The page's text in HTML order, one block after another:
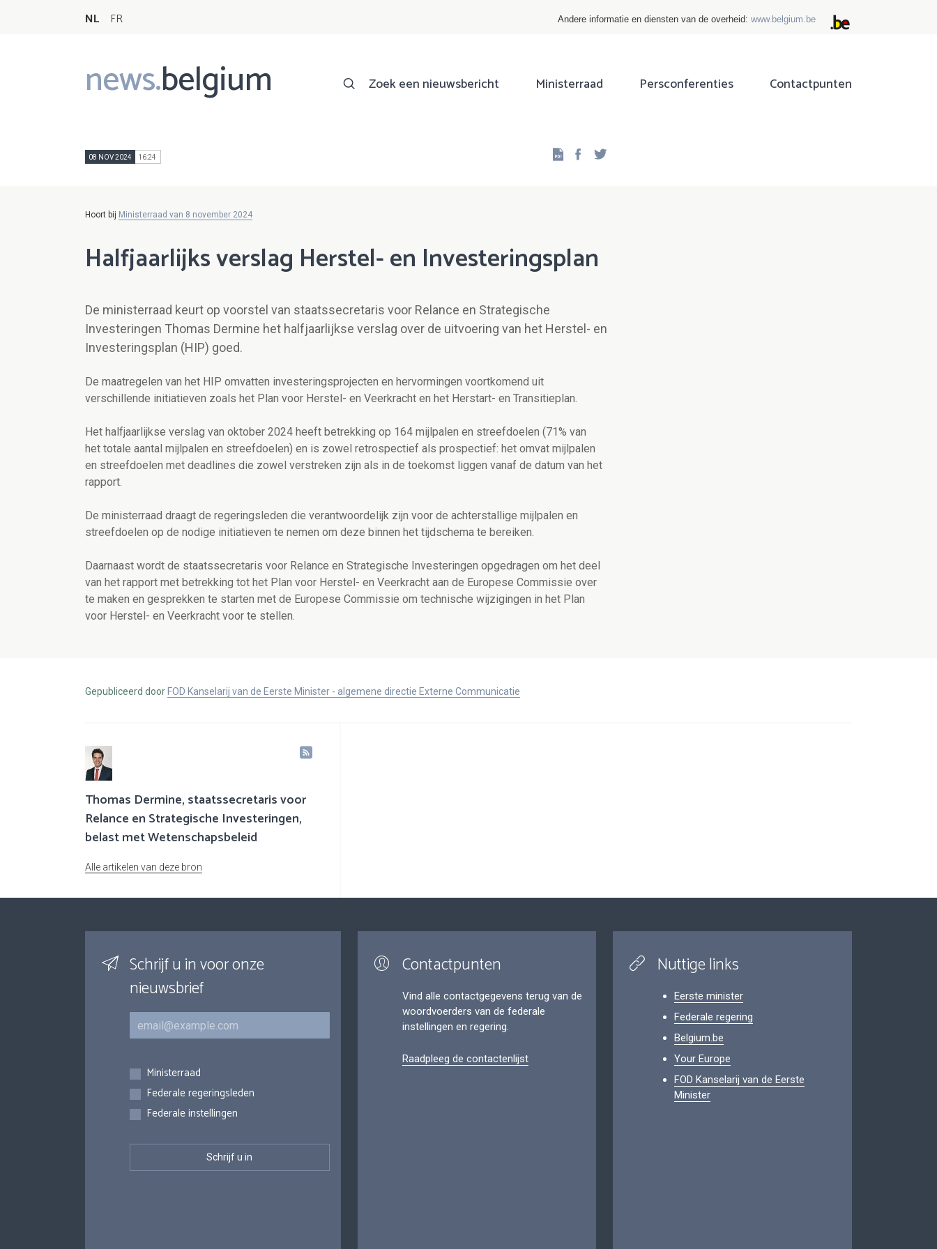
NL FR Andere informatie en diensten van de overheid: www.belgium.be
news.belgium
Main
navigation
Zoek een nieuwsbericht Ministerraad Persconferenties Contactpunten
08 NOV 2024 16:24 Facebook
Hoort bij Ministerraad van 8 november 2024
Halfjaarlijks verslag Herstel- en Investeringsplan
De ministerraad keurt op voorstel van staatssecretaris voor Relance en Strategische
Investeringen Thomas Dermine het halfjaarlijkse verslag over de uitvoering van het Herstel- en
Investeringsplan (HIP) goed.
De maatregelen van het HIP omvatten investeringsprojecten en hervormingen voortkomend uit
verschillende initiatieven zoals het Plan voor Herstel- en Veerkracht en het Herstart- en Transitieplan.
Het halfjaarlijkse verslag van oktober 2024 heeft betrekking op 164 mijlpalen en streefdoelen (71% van
het totale aantal mijlpalen en streefdoelen) en is zowel retrospectief als prospectief: het omvat mijlpalen
en streefdoelen met deadlines die zowel verstreken zijn als in de toekomst liggen vanaf de datum van het
rapport.
De ministerraad draagt de regeringsleden die verantwoordelijk zijn voor de achterstallige mijlpalen en
streefdoelen op de nodige initiatieven te nemen om deze binnen het tijdschema te bereiken.
Daarnaast wordt de staatssecretaris voor Relance en Strategische Investeringen opgedragen om het deel
van het rapport met betrekking tot het Plan voor Herstel- en Veerkracht aan de Europese Commissie over
te maken en gesprekken te starten met de Europese Commissie om technische wijzigingen in het Plan
voor Herstel- en Veerkracht voor te stellen.
Gepubliceerd door FOD Kanselarij van de Eerste Minister - algemene directie Externe Communicatie
Thomas Dermine, staatssecretaris voor
Relance en Strategische Investeringen,
belast met Wetenschapsbeleid
Alle artikelen van deze bron
Schrijf u in voor onze
nieuwsbrief
E-mail
Inschrijvingen
Ministerraad
Federale regeringsleden
Federale instellingen
Contactpunten
Vind alle contactgegevens terug van de
woordvoerders van de federale
instellingen en regering.
Raadpleeg de contactenlijst
Nuttige links
Eerste minister
Federale regering
Belgium.be
Your Europe
FOD Kanselarij van de Eerste
Minister